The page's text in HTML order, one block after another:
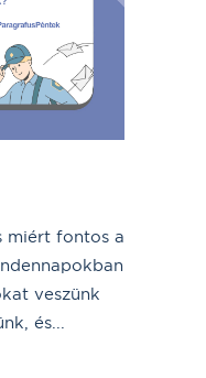
miért fontos a
veszünk
és...